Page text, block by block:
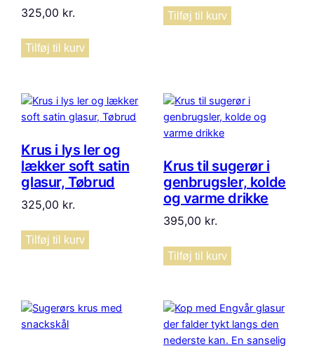
325,00 kr.
Tilføj til kurv
Tilføj til kurv
Krus i lys ler og
lækker soft satin
glasur, Tøbrud
325,00 kr.
Tilføj til kurv
Krus til sugerør i
genbrugsler, kolde
og varme drikke
395,00 kr.
Tilføj til kurv